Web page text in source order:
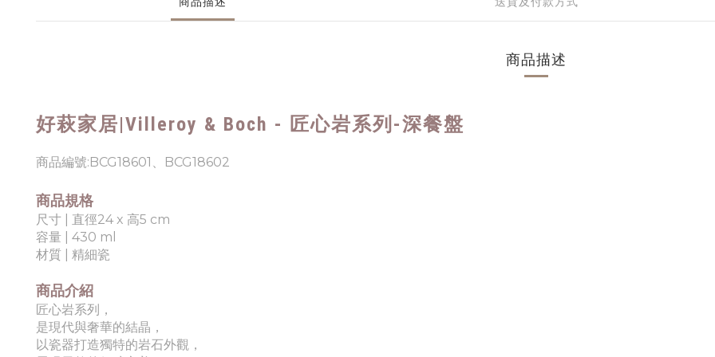
商品描述
好萩家居|Villeroy & Boch - 匠心岩系列-深餐盤
商品編號:BCG18601、BCG18602
商品規格
尺寸
直徑24 x 高5 cm
容量
430 ml
材質 | 精細瓷
商品介紹
匠心岩系列，
是現代與奢華的結晶，
以瓷器打造獨特的岩石外觀，